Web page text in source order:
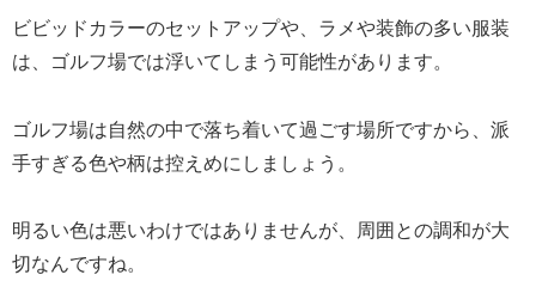
ビビッドカラーのセットアップや、ラメや装飾の多い服装
は、ゴルフ場では浮いてしまう可能性があります。
ゴルフ場は自然の中で落ち着いて過ごす場所ですから、派
手すぎる色や柄は控えめにしましょう。
明るい色は悪いわけではありませんが、周囲との調和が大
切なんですね。